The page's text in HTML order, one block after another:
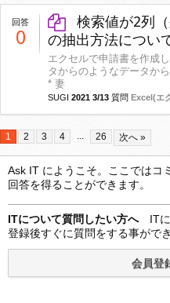
回答
0
検索値が2列
の抽出方法につい
エクセルで申請書を作成
タからのようなデータか
* 妻
SUGI 2021 3/13 質問 Excel(エ
1 2 3 4 ... 26 次へ »
Ask IT にようこそ。ここではコ
回答を得ることができます。
ITについて質問したい方へITに
登録後すぐに質問をする事ができ